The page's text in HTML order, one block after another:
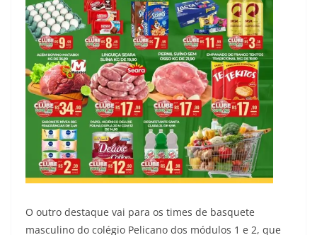
O outro destaque vai para os times de basquete
masculino do colégio Pelicano dos módulos 1 e 2, que